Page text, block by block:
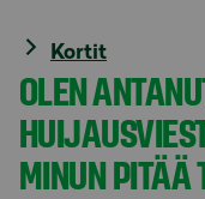
Kortit
OLEN
MINUN PITÄÄ